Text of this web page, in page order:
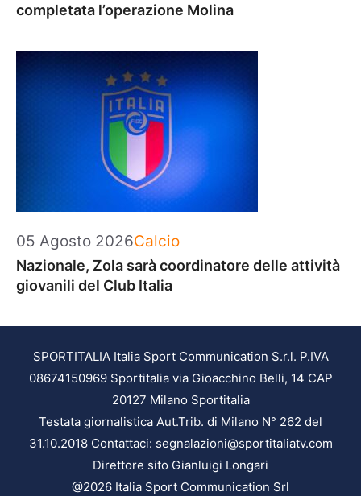
completata l’operazione Molina
05 Agosto 2026Categorie
Calcio
Nazionale, Zola sarà coordinatore delle attività
giovanili del Club Italia
SPORTITALIA Italia Sport Communication S.r.l. P.IVA
08674150969 Sportitalia via Gioacchino Belli, 14 CAP
20127 Milano Sportitalia
Testata giornalistica Aut.Trib. di Milano N° 262 del
31.10.2018 Contattaci: segnalazioni@sportitaliatv.com
Direttore sito Gianluigi Longari
@2026 Italia Sport Communication Srl